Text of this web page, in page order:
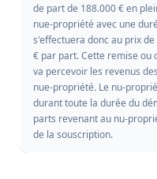
de part de 188.000 € en
nue-propriété avec une
s'effectuera donc au prix
€ par part. Cette remise ou
va percevoir les revenus
nue-propriété. Le nu-
durant toute la durée du
parts revenant au nu-
de la souscription.